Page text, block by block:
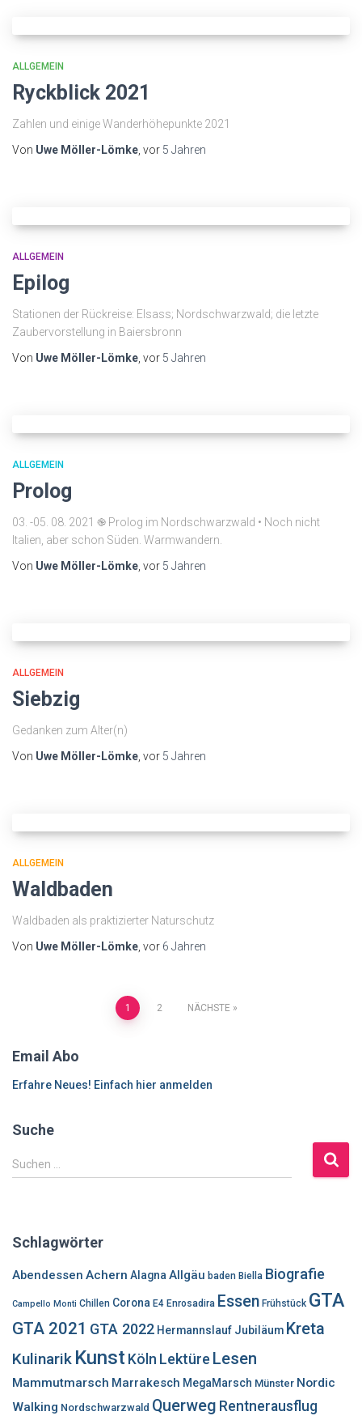
ALLGEMEIN
Ryckblick 2021
Zahlen und einige Wanderhöhepunkte 2021
Von Uwe Möller-Lömke, vor 5 Jahren
ALLGEMEIN
Epilog
Stationen der Rückreise: Elsass; Nordschwarzwald; die letzte
Zaubervorstellung in Baiersbronn
Von Uwe Möller-Lömke, vor 5 Jahren
ALLGEMEIN
Prolog
03. -05. 08. 2021 ֎ Prolog im Nordschwarzwald • Noch nicht
Italien, aber schon Süden. Warmwandern.
Von Uwe Möller-Lömke, vor 5 Jahren
ALLGEMEIN
Siebzig
Gedanken zum Alter(n)
Von Uwe Möller-Lömke, vor 5 Jahren
ALLGEMEIN
Waldbaden
Waldbaden als praktizierter Naturschutz
Von Uwe Möller-Lömke, vor 6 Jahren
Seitennummerierung
der
Beiträge
1 2 NÄCHSTE
Email Abo
Erfahre Neues! Einfach hier anmelden
Suche
S
u
n
a
c
:
Suchen …
Schlagwörter
Abendessen Achern AlagnaAllgäu baden Biella Biografie
Campello Monti Chillen Corona E4 Enrosadira Essen Frühstück GTA
GTA 2021 GTA 2022 Hermannslauf Jubiläum Kreta
Kulinarik Kunst Köln LektüreLesen
Mammutmarsch Marrakesch MegaMarsch Münster Nordic
Walking Nordschwarzwald Querweg Rentnerausflug